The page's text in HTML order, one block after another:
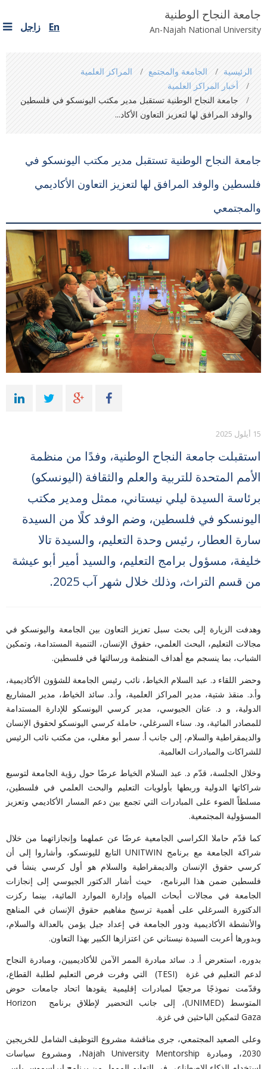
جامعة النجاح الوطنية
An-Najah National University
En زاجل
are
here
الرئيسية الجامعة والمجتمع
المراكز العلمية
أخبار المراكز العلمية
جامعة النجاح الوطنية تستقبل مدير مكتب اليونسكو في فلسطين
والوفد المرافق لها لتعزيز التعاون الأكاد...
جامعة النجاح الوطنية تستقبل مدير مكتب اليونسكو في
فلسطين والوفد المرافق لها لتعزيز التعاون الأكاديمي
والمجتمعي
15 أيلول 2025
استقبلت جامعة النجاح الوطنية، وفدًا من منظمة
الأمم المتحدة للتربية والعلم والثقافة (اليونسكو)
برئاسة السيدة ليلي نيستاني، ممثل ومدير مكتب
اليونسكو في فلسطين، وضم الوفد كلًا من السيدة
سارة العطار، رئيس وحدة التعليم، والسيدة تالا
خليفة، مسؤول برامج التعليم، والسيد أمير أبو عيشة
من قسم التراث، وذلك خلال شهر آب 2025.
وهدفت الزيارة إلى بحث سبل تعزيز التعاون بين الجامعة واليونسكو في
مجالات التعليم، البحث العلمي، حقوق الإنسان، التنمية المستدامة، وتمكين
الشباب، بما ينسجم مع أهداف المنظمة ورسالتها في فلسطين.
وحضر اللقاء د. عبد السلام الخياط، نائب رئيس الجامعة للشؤون الأكاديمية،
وأ.د. منقذ شتية، مدير المراكز العلمية، وأ.د. سائد الخياط، مدير المشاريع
الدولية، و د. عنان الجيوسي، مدير كرسي اليونسكو للإدارة المستدامة
للمصادر المائية، ود. سناء السرغلي، حاملة كرسي اليونسكو لحقوق الإنسان
والديمقراطية والسلام، إلى جانب أ. سمر أبو مغلي، من مكتب نائب الرئيس
للشراكات والمبادرات العالمية.
وخلال الجلسة، قدّم د. عبد السلام الخياط عرضًا حول رؤية الجامعة لتوسيع
شراكاتها الدولية وربطها بأولويات التعليم والبحث العلمي في فلسطين،
مسلطاً الضوء على المبادرات التي تجمع بين دعم المسار الأكاديمي وتعزيز
المسؤولية المجتمعية.
كما قدّم حاملا الكراسي الجامعية عرضًا عن عملهما وإنجازاتهما من خلال
شراكة الجامعة مع برنامج UNITWIN التابع لليونسكو، وأشاروا إلى أن
كرسي حقوق الإنسان والديمقراطية والسلام هو أول كرسي ينشأ في
فلسطين ضمن هذا البرنامج، حيث أشار الدكتور الجيوسي إلى إنجازات
الجامعة في مجالات أبحاث المياه وإدارة الموارد المائية، بينما ركزت
الدكتورة السرغلي على أهمية ترسيخ مفاهيم حقوق الإنسان في المناهج
والأنشطة الأكاديمية ودور الجامعة في إعداد جيل يؤمن بالعدالة والسلام،
وبدورها أعربت السيدة نيستاني عن اعتزازها الكبير بهذا التعاون.
بدوره، استعرض أ. د. سائد مبادرة الممر الآمن للأكاديميين، ومبادرة النجاح
لدعم التعليم في غزة (TESI) التي وفرت فرص التعليم لطلبة القطاع،
وقدّمت نموذجًا مرجعيًا لمبادرات إقليمية يقودها اتحاد جامعات حوض
المتوسط (UNIMED)، إلى جانب التحضير لإطلاق برنامج Horizon
Gaza لتمكين الباحثين في غزة.
وعلى الصعيد المجتمعي، جرى مناقشة مشروع التوظيف الشامل للخريجين
2030، ومبادرة Najah University Mentorship، ومشروع سياسات